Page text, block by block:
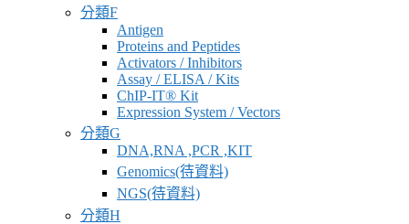
分類F
Antigen
Proteins and Peptides
Activators / Inhibitors
Assay / ELISA / Kits
ChIP-IT® Kit
Expression System / Vectors
分類G
DNA,RNA ,PCR ,KIT
Genomics(待資料)
NGS(待資料)
分類H